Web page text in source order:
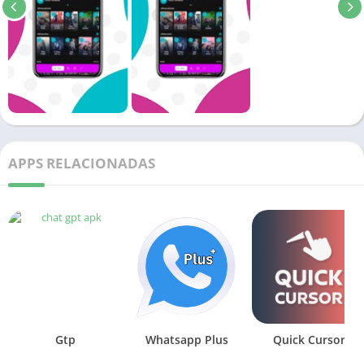
APPS RELACIONADAS
Gtp Whatsapp Plus Quick Cursor